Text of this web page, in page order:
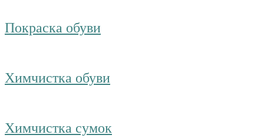
Покраска обуви
Химчистка обуви
Химчистка сумок